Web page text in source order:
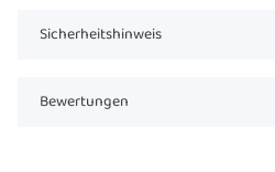
Sicherheitshinweis
Bewertungen